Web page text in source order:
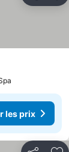
les prix
les prix